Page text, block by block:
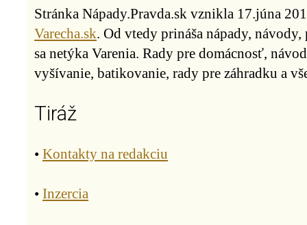
Stránka Nápady.Pravda.sk vznikla 17.júna
Varecha.sk. Od vtedy prináša nápady,
sa netýka Varenia. Rady pre domácnosť,
vyšívanie, batikovanie, rady pre záhradku a
Tiráž
• Kontakty na redakciu
• Inzercia